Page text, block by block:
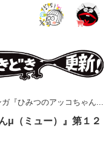
『ひみつのアッコちゃん...
μ（ミュー）』第１２